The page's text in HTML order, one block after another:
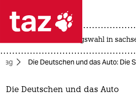
 taz zahl ich
taz zahl ich
themen
landtagswahl in
Die Deutschen und das Auto: Die
Die Deutschen und das Auto